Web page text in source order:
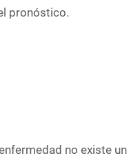
pronóstico.
no existe